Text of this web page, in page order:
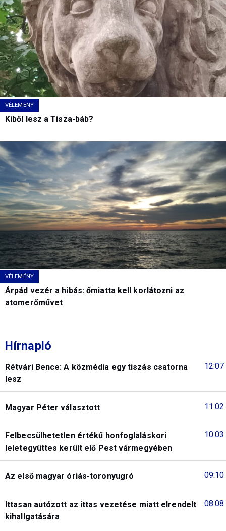
VÉLEMÉNY
Kiből lesz a Tisza-báb?
VÉLEMÉNY
Árpád vezér a hibás: őmiatta kell korlátozni az
atomerőművet
Hírnapló
12:07
Rétvári Bence: A közmédia egy tiszás csatorna
lesz
11:02
Magyar Péter választott
10:03
Felbecsülhetetlen értékű honfoglaláskori
leletegyüttes került elő Pest vármegyében
09:10
Az első magyar óriás-toronyugró
08:08
Ittasan autózott az ittas vezetése miatt elrendelt
kihallgatására